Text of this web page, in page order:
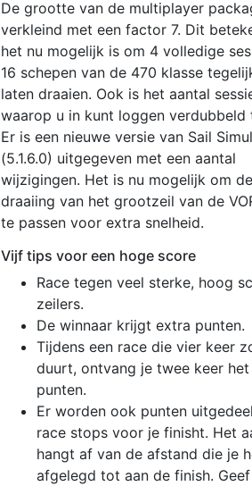
De grootte van de multiplayer
verkleind met een factor 7. Dit
het nu mogelijk is om 4 volledige
16 schepen van de 470 klasse
laten draaien. Ook is het aantal
waarop u in kunt loggen verdubbeld
Er is een nieuwe versie van Sail
(5.1.6.0) uitgegeven met een aantal
wijzigingen. Het is nu mogelijk om de
draaiing van het grootzeil van de
te passen voor extra snelheid.
Vijf tips voor een hoge score
Race tegen veel sterke, hoog
zeilers.
De winnaar krijgt extra punten.
Tijdens een race die vier keer
duurt, ontvang je twee keer
punten.
Er worden ook punten
race stops voor je finisht. Het
hangt af van de afstand die je
afgelegd tot aan de finish.